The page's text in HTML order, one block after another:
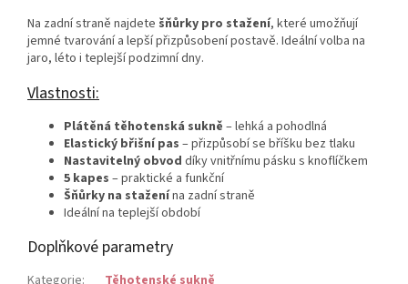
Na zadní straně najdete šňůrky pro stažení, které umožňují
jemné tvarování a lepší přizpůsobení postavě. Ideální volba na
jaro, léto i teplejší podzimní dny.
Vlastnosti:
Plátěná těhotenská sukně – lehká a pohodlná
Elastický břišní pas – přizpůsobí se bříšku bez tlaku
Nastavitelný obvod díky vnitřnímu pásku s knoflíčkem
5 kapes – praktické a funkční
Šňůrky na staženína zadní straně
Ideální na teplejší období
Doplňkové parametry